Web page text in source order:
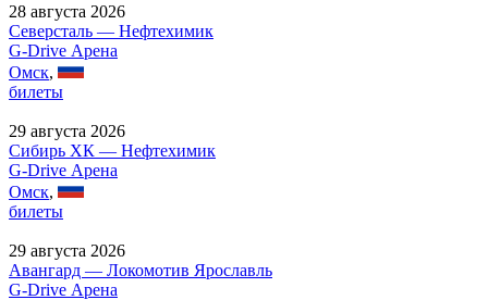
28 августа 2026
Северсталь — Нефтехимик
G-Drive Арена
Омск,
билеты
29 августа 2026
Сибирь ХК — Нефтехимик
G-Drive Арена
Омск,
билеты
29 августа 2026
Авангард — Локомотив Ярославль
G-Drive Арена